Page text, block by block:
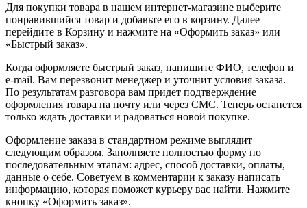
Для покупки товара в нашем интернет-магазине выберите
понравившийся товар и добавьте его в корзину. Далее
перейдите в Корзину и нажмите на «Оформить заказ» или
«Быстрый заказ».
Когда оформляете быстрый заказ, напишите ФИО, телефон и
e-mail. Вам перезвонит менеджер и уточнит условия заказа.
По результатам разговора вам придет подтверждение
оформления товара на почту или через СМС. Теперь останется
только ждать доставки и радоваться новой покупке.
Оформление заказа в стандартном режиме выглядит
следующим образом. Заполняете полностью форму по
последовательным этапам: адрес, способ доставки, оплаты,
данные о себе. Советуем в комментарии к заказу написать
информацию, которая поможет курьеру вас найти. Нажмите
кнопку «Оформить заказ».